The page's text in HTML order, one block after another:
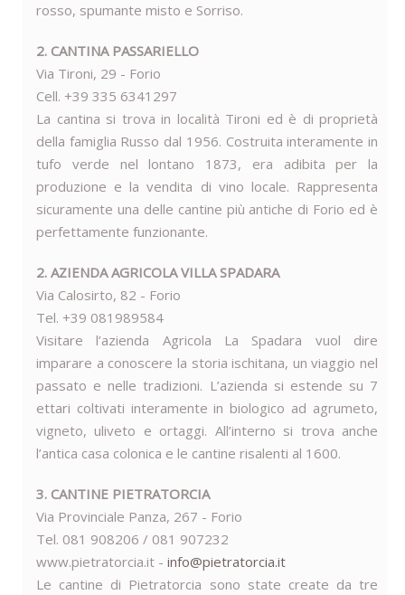
rosso, spumante misto e Sorriso.
2. CANTINA PASSARIELLO
Via Tironi, 29 - Forio
Cell. +39 335 6341297
La cantina si trova in località Tironi ed è di proprietà
della famiglia Russo dal 1956. Costruita interamente in
tufo verde nel lontano 1873, era adibita per la
produzione e la vendita di vino locale. Rappresenta
sicuramente una delle cantine più antiche di Forio ed è
perfettamente funzionante.
2. AZIENDA AGRICOLA VILLA SPADARA
Via Calosirto, 82 - Forio
Tel. +39 081989584
Visitare l’azienda Agricola La Spadara vuol dire
imparare a conoscere la storia ischitana, un viaggio nel
passato e nelle tradizioni. L’azienda si estende su 7
ettari coltivati interamente in biologico ad agrumeto,
vigneto, uliveto e ortaggi. All’interno si trova anche
l’antica casa colonica e le cantine risalenti al 1600.
3. CANTINE PIETRATORCIA
Via Provinciale Panza, 267 - Forio
Tel. 081 908206 / 081 907232
www.pietratorcia.it - info@pietratorcia.it
Le cantine di Pietratorcia sono state create da tre